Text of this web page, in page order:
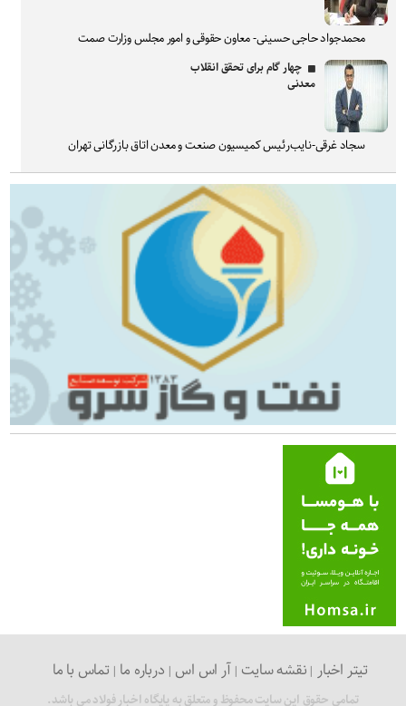
محمدجواد حاجی حسینی- معاون حقوقی و امور مجلس وزارت صمت
چهار گام برای تحقق انقلاب
معدنی
سجاد غرقی-نایب‌رئیس کمیسیون صنعت و معدن اتاق بازرگانی تهران
تیتر اخبار نقشه سایت آر اس اس درباره ما تماس با ما
تمامی حقوق این سایت محفوظ و متعلق به پایگاه اخبار فولاد می باشد.